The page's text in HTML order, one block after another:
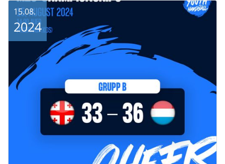
15.08.
2024